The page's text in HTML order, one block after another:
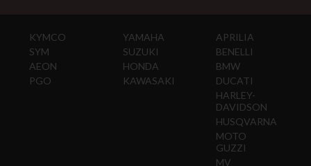
KYMCO
SYM
AEON
PGO
YAMAHA
SUZUKI
HONDA
KAWASAKI
APRILIA
BENELLI
BMW
DUCATI
HARLEY-
DAVIDSON
HUSQVARNA
MOTO
GUZZI
MV